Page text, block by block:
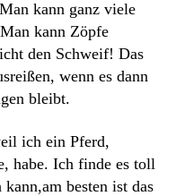
kann ganz viele
kann Zöpfe
den Schweif! Das
wenn es dann
bleibt.
ich ein Pferd,
habe. Ich finde es toll
besten ist das